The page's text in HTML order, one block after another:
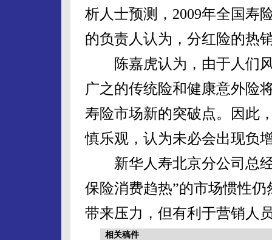
析人士预测，2009年全国寿
的负责人认为，分红险的热
陈嘉虎认为，由于人们风
广之的传统险和健康意外险
寿险市场新的突破点。因此
慎乐观，认为未必会出现负
新华人寿北京分公司总经
保险消费趋热”的市场惯性
带来压力，但有利于营销人
相关稿件